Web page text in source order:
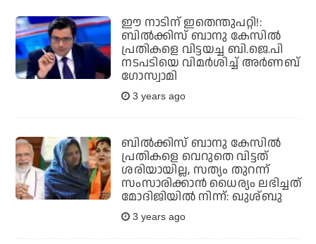
ഈ നാടിന് ഇതെന്തുപറ്റി!:
ബില്‍ക്കിസ് ബാനു കേസില്‍
പ്രതികളെ വിട്ടയച്ച ബി.ജെ.പി
നടപടിയെ വിമര്‍ശിച്ച് അര്‍ണബ്
ഗോസ്വാമി
3 years ago
ബില്‍ക്കിസ് ബാനു കേസില്‍
പ്രതികളെ വെറുതെ വിട്ടത്
ശരിയായില്ല, സത്യം തുറന്ന്
സംസാരിക്കാന്‍ ധൈര്യം ലഭിച്ചത്
മോദിജിയില്‍ നിന്ന്: ഖുശ്ബു
3 years ago